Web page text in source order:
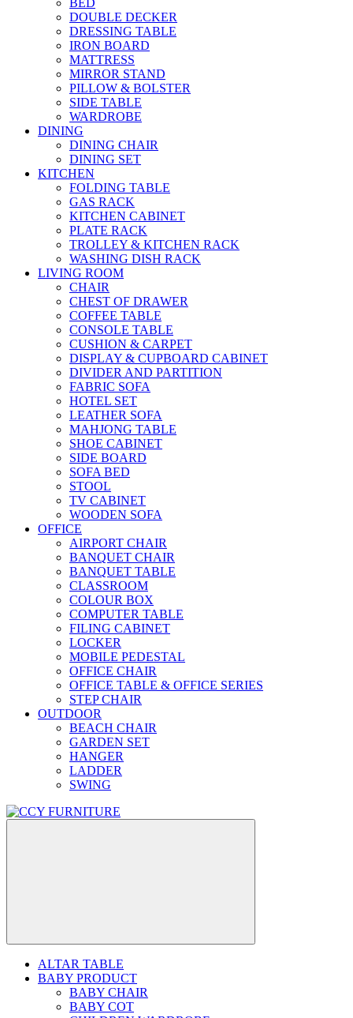
DOUBLE DECKER
DRESSING TABLE
IRON BOARD
MATTRESS
MIRROR STAND
PILLOW & BOLSTER
SIDE TABLE
WARDROBE
DINING
DINING CHAIR
DINING SET
KITCHEN
FOLDING TABLE
GAS RACK
KITCHEN CABINET
PLATE RACK
TROLLEY & KITCHEN RACK
WASHING DISH RACK
LIVING ROOM
CHAIR
CHEST OF DRAWER
COFFEE TABLE
CONSOLE TABLE
CUSHION & CARPET
DISPLAY & CUPBOARD CABINET
DIVIDER AND PARTITION
FABRIC SOFA
HOTEL SET
LEATHER SOFA
MAHJONG TABLE
SHOE CABINET
SIDE BOARD
SOFA BED
STOOL
TV CABINET
WOODEN SOFA
OFFICE
AIRPORT CHAIR
BANQUET CHAIR
BANQUET TABLE
CLASSROOM
COLOUR BOX
COMPUTER TABLE
FILING CABINET
LOCKER
MOBILE PEDESTAL
OFFICE CHAIR
OFFICE TABLE & OFFICE SERIES
STEP CHAIR
OUTDOOR
BEACH CHAIR
GARDEN SET
HANGER
LADDER
SWING
ALTAR TABLE
BABY PRODUCT
BABY CHAIR
BABY COT